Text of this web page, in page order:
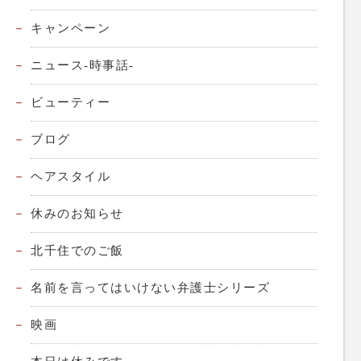
キャンペーン
ニュース-時事話-
ビューティー
ブログ
ヘアスタイル
休みのお知らせ
北千住でのご飯
名前を言ってはいけない弁護士シリーズ
映画